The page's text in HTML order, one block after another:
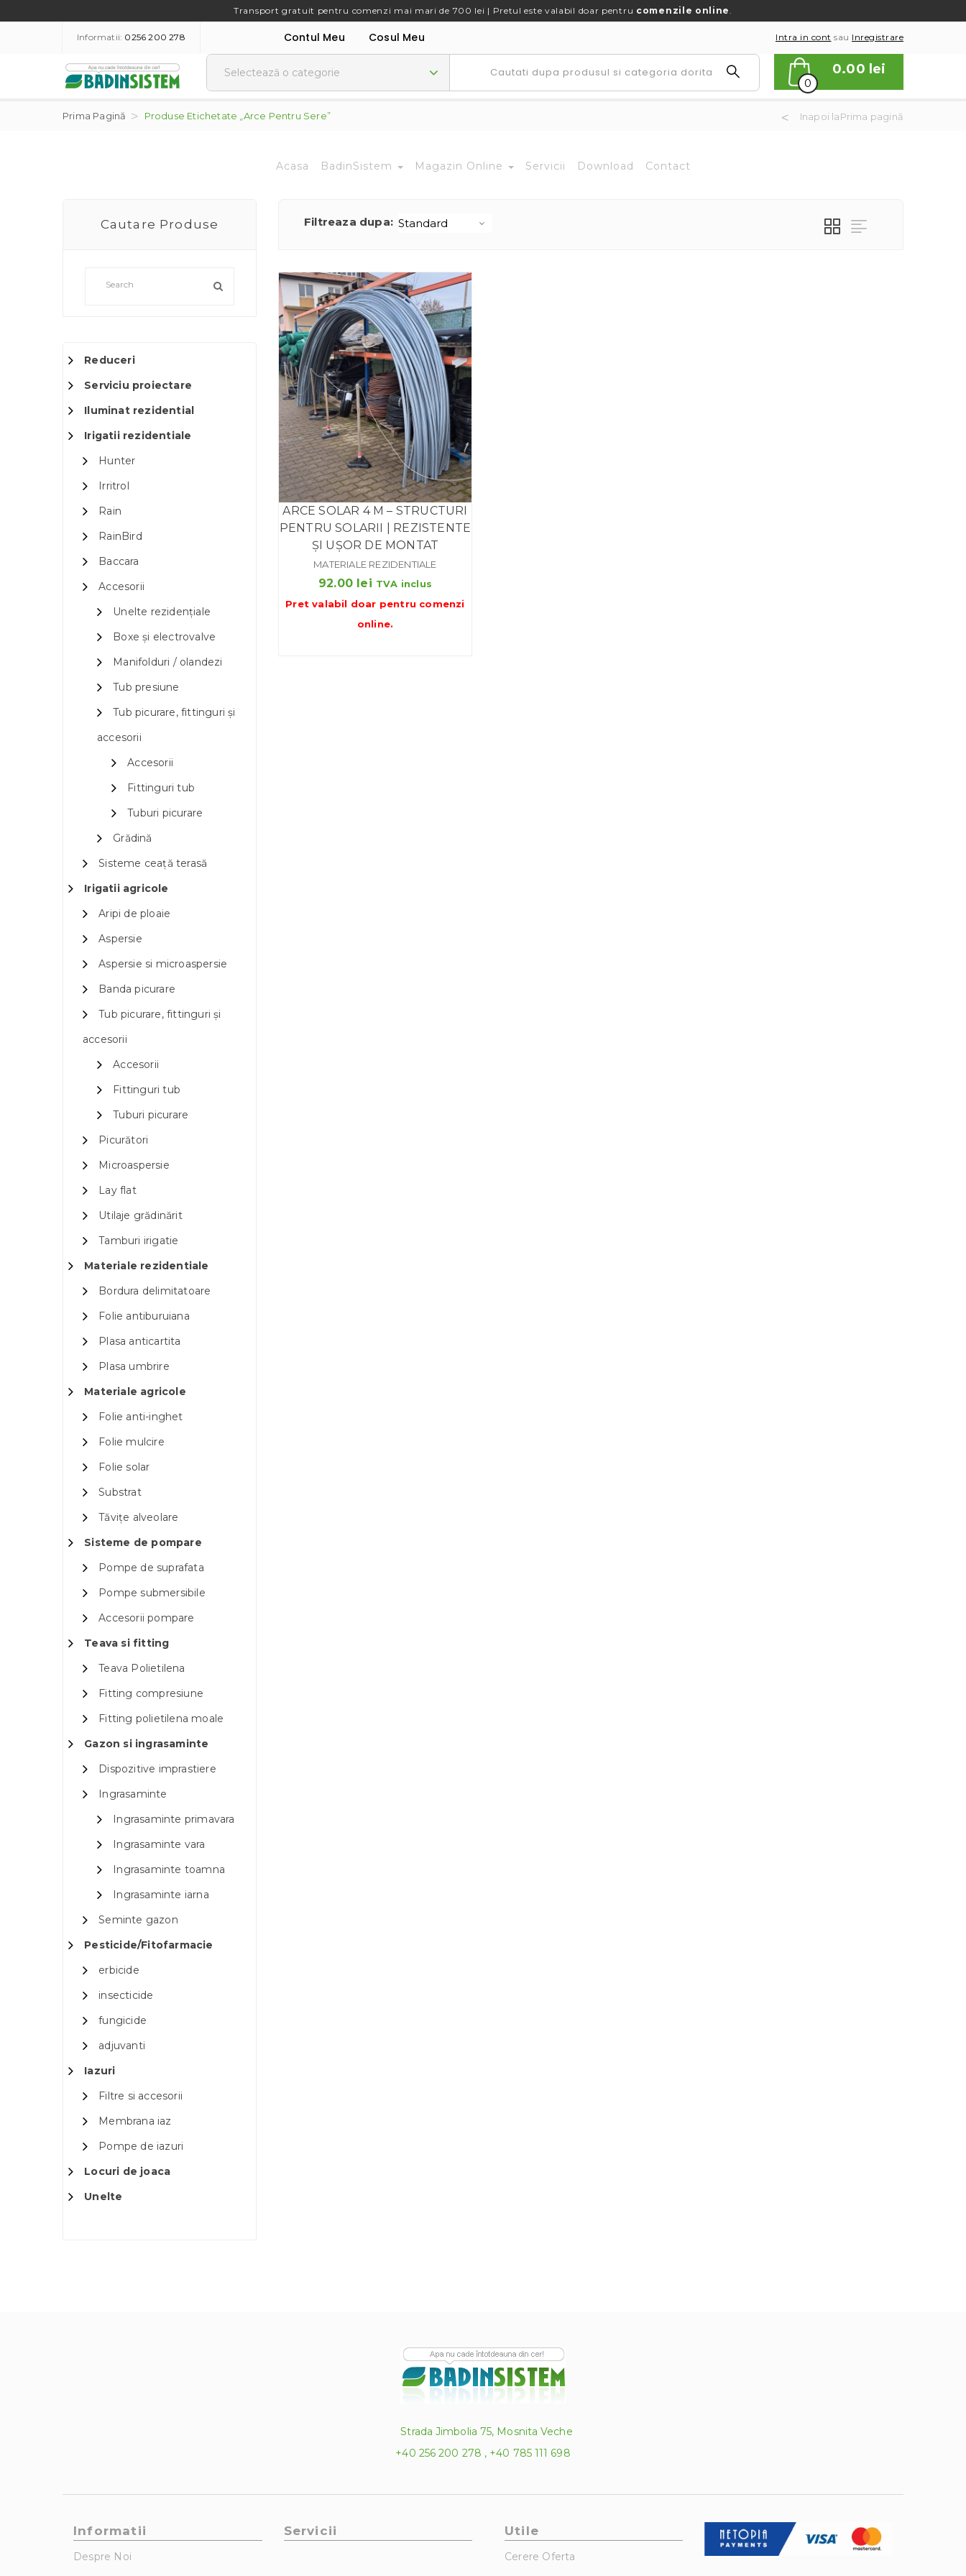
Transport gratuit pentru comenzi mai mari de 700 lei | Pretul este valabil doar pentru comenzile online.
Informatii: 0256 200 278 Contul Meu Cosul Meu Intra in cont sau Inregistrare
0
0.00 lei
Prima Pagină Produse Etichetate „arce Pentru Sere” Inapoi laPrima pagină
Acasa BadinSistem Magazin Online Servicii Download Contact
Cautare Produse
Reduceri
Serviciu proiectare
Iluminat rezidential
Irigatii rezidentiale
Hunter
Irritrol
Rain
RainBird
Baccara
Accesorii
Unelte rezidențiale
Boxe și electrovalve
Manifolduri / olandezi
Tub presiune
Tub picurare, fittinguri și
accesorii
Accesorii
Fittinguri tub
Tuburi picurare
Grădină
Sisteme ceață terasă
Irigatii agricole
Aripi de ploaie
Aspersie
Aspersie si microaspersie
Banda picurare
Tub picurare, fittinguri și
accesorii
Accesorii
Fittinguri tub
Tuburi picurare
Picurători
Microaspersie
Lay flat
Utilaje grădinărit
Tamburi irigatie
Materiale rezidentiale
Bordura delimitatoare
Folie antiburuiana
Plasa anticartita
Plasa umbrire
Materiale agricole
Folie anti-inghet
Folie mulcire
Folie solar
Substrat
Tăvițe alveolare
Sisteme de pompare
Pompe de suprafata
Pompe submersibile
Accesorii pompare
Teava si fitting
Teava Polietilena
Fitting compresiune
Fitting polietilena moale
Gazon si ingrasaminte
Dispozitive imprastiere
Ingrasaminte
Ingrasaminte primavara
Ingrasaminte vara
Ingrasaminte toamna
Ingrasaminte iarna
Seminte gazon
Pesticide/Fitofarmacie
erbicide
insecticide
fungicide
adjuvanti
Iazuri
Filtre si accesorii
Membrana iaz
Pompe de iazuri
Locuri de joaca
Unelte
Filtreaza dupa:
ARCE SOLAR 4 M – STRUCTURI
PENTRU SOLARII | REZISTENTE
ȘI UȘOR DE MONTAT
MATERIALE REZIDENTIALE
92.00 lei TVA inclus
Pret valabil doar pentru comenzi
online.
Strada Jimbolia 75, Mosnita Veche
+40 256 200 278 , +40 785 111 698
Informatii
Despre Noi
Servicii Utile
Cerere Oferta